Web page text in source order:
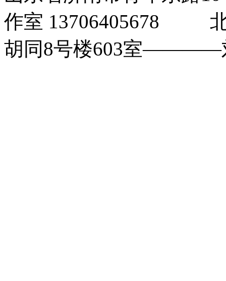
作室 13706405678 北
胡同8号楼603室――――